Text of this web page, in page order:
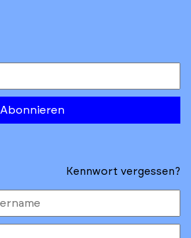
Abonnieren
Kennwort vergessen?